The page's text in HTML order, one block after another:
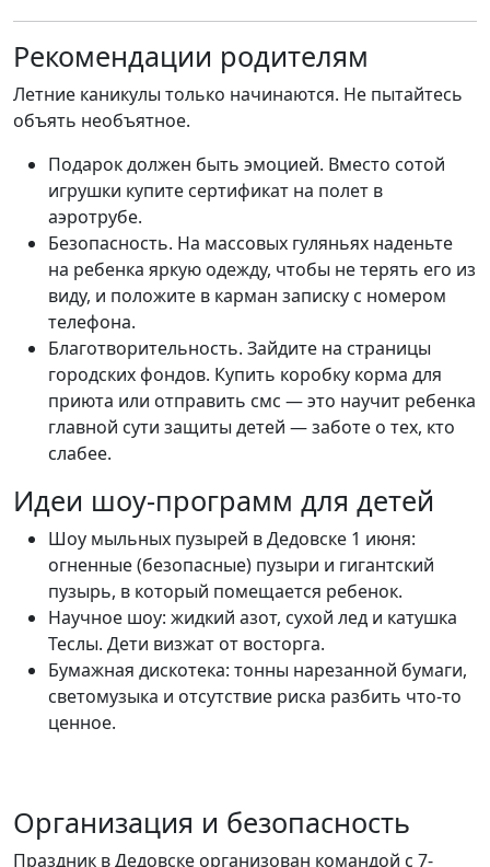
Рекомендации родителям
Летние каникулы только начинаются. Не пытайтесь
объять необъятное.
Подарок должен быть эмоцией. Вместо сотой
игрушки купите сертификат на полет в
аэротрубе.
Безопасность. На массовых гуляньях наденьте
на ребенка яркую одежду, чтобы не терять его из
виду, и положите в карман записку с номером
телефона.
Благотворительность. Зайдите на страницы
городских фондов. Купить коробку корма для
приюта или отправить смс — это научит ребенка
главной сути защиты детей — заботе о тех, кто
слабее.
Идеи шоу-программ для детей
Шоу мыльных пузырей в Дедовске 1 июня:
огненные (безопасные) пузыри и гигантский
пузырь, в который помещается ребенок.
Научное шоу: жидкий азот, сухой лед и катушка
Теслы. Дети визжат от восторга.
Бумажная дискотека: тонны нарезанной бумаги,
светомузыка и отсутствие риска разбить что-то
ценное.
Организация и безопасность
Праздник в Дедовске организован командой с 7-